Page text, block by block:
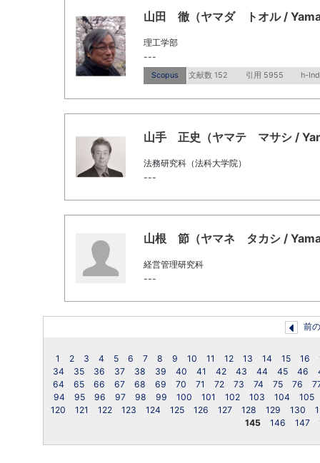
山田 徹（ヤマダ トオル /
理工学部
---
Scopus 文献数 152 引用 5955 h-
山手 正史（ヤマテ マサシ /
法務研究科（法科大学院）
---
山根 節（ヤマネ タカシ /
経営管理研究科
---
前
1 2 3 4 5 6 7 8 9 10 11 12 13 14 15 16
34
35 36 37 38 39 40 41 42 43 44 45 46
64
65 66 67 68 69 70 71 72 73 74 75 76
94
95 96 97 98 99 100 101 102 103 104
105
120
121 122 123 124 125 126 127 128 129 130
145
146 147